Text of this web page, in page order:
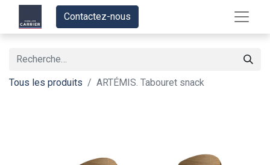
Contactez-nous
Tous les produits ARTÉMIS. Tabouret snack